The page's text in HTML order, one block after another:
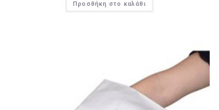
Προσθήκη στο καλάθι